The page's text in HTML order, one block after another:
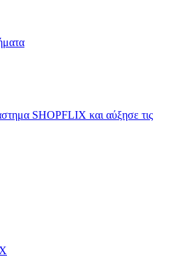
SHOPFLIX και αύξησε τις